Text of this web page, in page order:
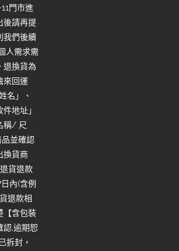
門市進
後請再提
我們後續
人需求需
退換貨為
來回運
名」、
地址」
稱/ 尺
並確認
換貨商
貨退款
內(含例
退款相
【含包裝
認,逾期恕
拆封，